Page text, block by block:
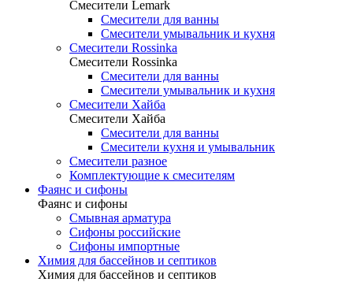
Смесители Lemark
Смесители для ванны
Смесители умывальник и кухня
Смесители Rossinka
Смесители Rossinka
Смесители для ванны
Смесители умывальник и кухня
Смесители Хайба
Смесители Хайба
Смесители для ванны
Смесители кухня и умывальник
Смесители разное
Комплектующие к смесителям
Фаянс и сифоны
Фаянс и сифоны
Смывная арматура
Сифоны российские
Сифоны импортные
Химия для бассейнов и септиков
Химия для бассейнов и септиков